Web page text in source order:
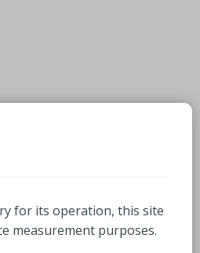
for its operation, this site
measurement purposes.